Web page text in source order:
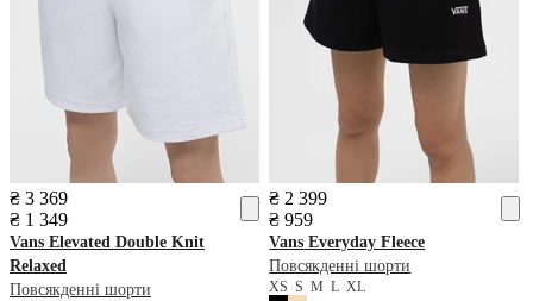
₴ 3 369
₴ 1 349
Vans Elevated Double Knit
Relaxed
Повсякденні шорти
₴ 2 399
₴ 959
Vans Everyday Fleece
Повсякденні шорти
XSSMLXL